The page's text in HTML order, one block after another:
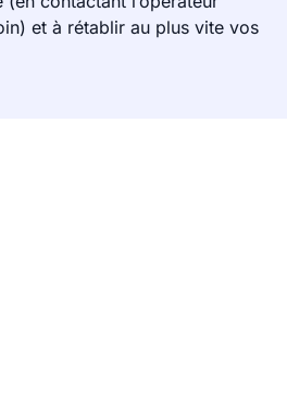
et à rétablir au plus vite vos